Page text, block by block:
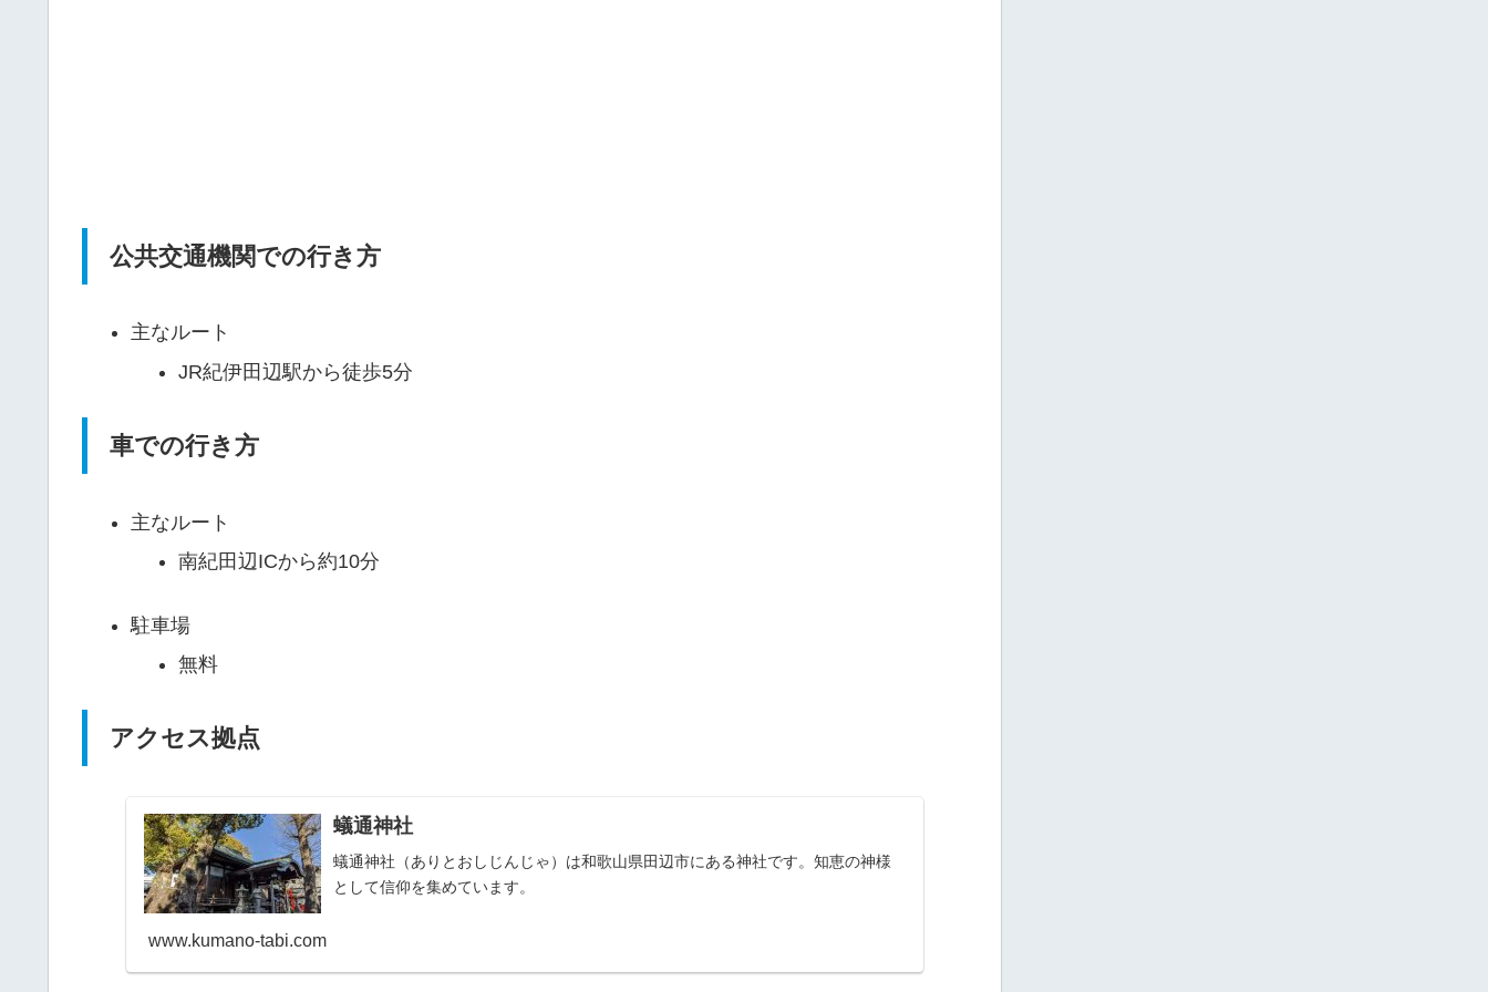
公共交通機関での行き方
主なルート
JR紀伊田辺駅から徒歩5分
車での行き方
主なルート
南紀田辺ICから約10分
駐車場
無料
アクセス拠点
蟻通神社
蟻通神社（ありとおしじんじゃ）は和歌山県田辺市にある神社です。知恵の神様
として信仰を集めています。
www.kumano-tabi.com